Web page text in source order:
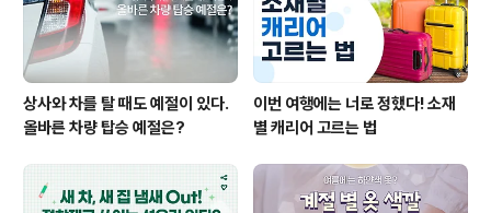
상사와 차를 탈 때도 예절이 있다.
올바른 차량 탑승 예절은?
이번 여행에는 너로 정했다! 소재
별 캐리어 고르는 법